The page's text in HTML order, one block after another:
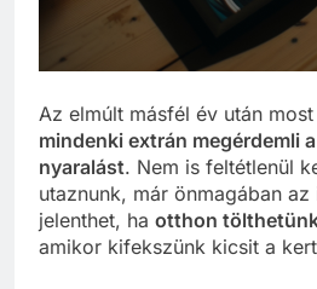
Az elmúlt másfél év után
mindenki extrán megérdemli
nyaralást. Nem is feltétlenül
utaznunk, már önmagában
jelenthet, ha otthon
amikor kifekszünk kicsit a